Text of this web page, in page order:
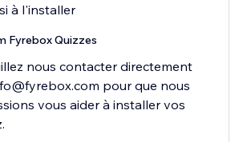
à l'installer
Fyrebox Quizzes
nous contacter directement
pour que nous
vous aider à installer vos